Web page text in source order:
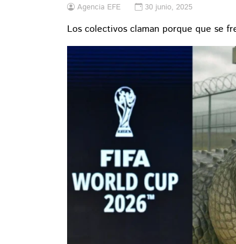
Agencia EFE 30 junio, 2025
Los colectivos claman porque que se